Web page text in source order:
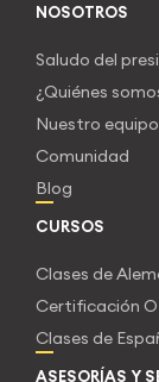
NOSOTROS
Saludo del
¿Quiénes
Nuestro equipo
Comunidad
Blog
CURSOS
Clases de
Certificación
Clases de
ASESORÍAS Y